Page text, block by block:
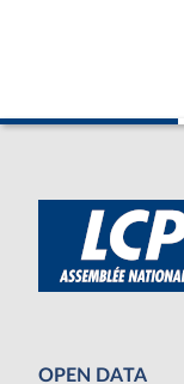
OPEN DATA